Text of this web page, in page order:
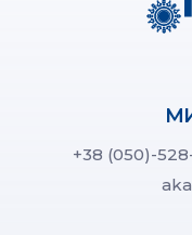
+38 (050)-